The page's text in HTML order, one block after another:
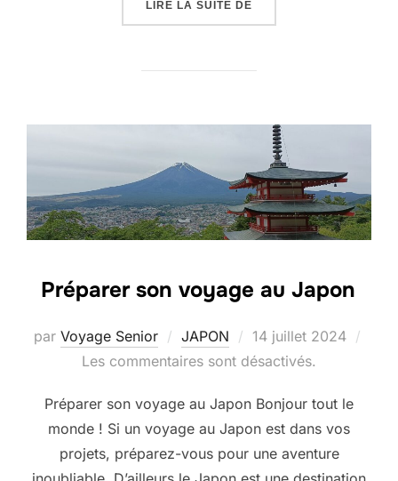
LIRE LA SUITE DE
Préparer son voyage au Japon
par Voyage Senior JAPON
Publié
le
14 juillet 2024
Les commentaires sont désactivés.
Préparer son voyage au Japon Bonjour tout le
monde ! Si un voyage au Japon est dans vos
projets, préparez-vous pour une aventure